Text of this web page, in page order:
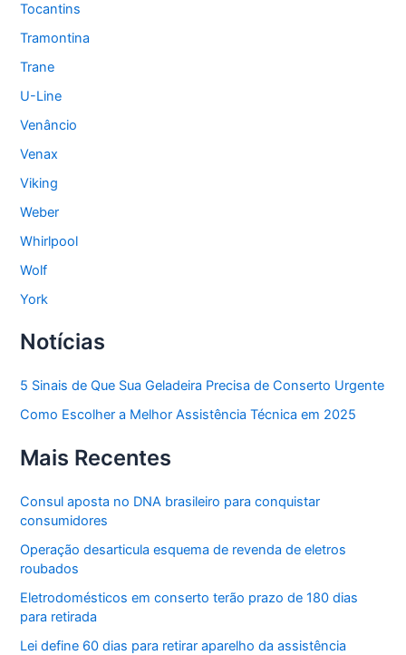
Tocantins
Tramontina
Trane
U-Line
Venâncio
Venax
Viking
Weber
Whirlpool
Wolf
York
Notícias
5 Sinais de Que Sua Geladeira Precisa de Conserto Urgente
Como Escolher a Melhor Assistência Técnica em 2025
Mais Recentes
Consul aposta no DNA brasileiro para conquistar
consumidores
Operação desarticula esquema de revenda de eletros
roubados
Eletrodomésticos em conserto terão prazo de 180 dias
para retirada
Lei define 60 dias para retirar aparelho da assistência